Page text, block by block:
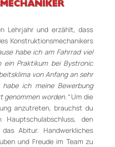
Lehrjahr und erzählt, dass
Konstruktionsmechanikers
habe ich am Fahrrad viel
Praktikum bei Bystronic
von Anfang an sehr
habe ich meine Bewerbung
genommen worden.“Um die
anzutreten, brauchst du
den
Abitur. Handwerkliches
und Freude im Team zu